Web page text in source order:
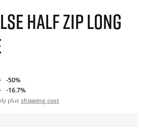
HALF ZIP LONG
-50%
-16.7%
plus shipping cost